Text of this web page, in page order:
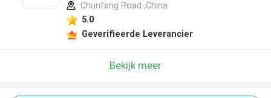
Chunfeng Road ,China
5.0
Geverifieerde Leverancier
Bekijk meer